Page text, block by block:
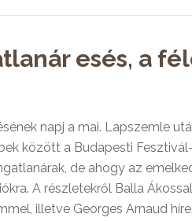
esés, a
napj a mai. Lapszemle
között a Budapesti
de ahogy az
A részletekről Balla
illetve Georges Arnaud